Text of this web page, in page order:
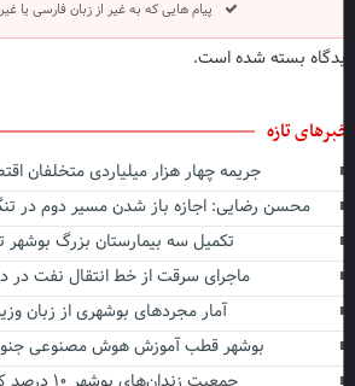
پیام هایی که به غیر از زبان فارسی یا
بسته شده است.
تازه
جریمه چهار هزار میلیاردی متخلفان
محسن رضایی: اجازه باز شدن مسیر دوم در
تکمیل سه بیمارستان بزرگ بوشهر تا
ماجرای سرقت از خط انتقال نفت در
آمار مجردهای بوشهری از زبان
بوشهر قطب آموزش هوش مصنوعی